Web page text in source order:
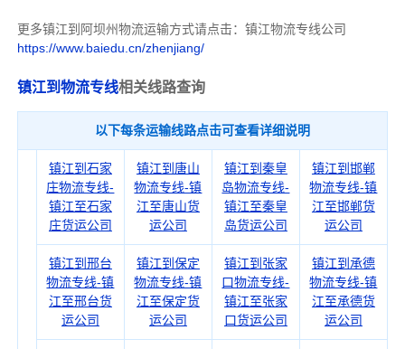
更多镇江到阿坝州物流运输方式请点击：镇江物流专线公司
https://www.baiedu.cn/zhenjiang/
镇江到物流专线相关线路查询
以下每条运输线路点击可查看详细说明
镇江到石家
庄物流专线-
镇江至石家
庄货运公司
镇江到唐山
物流专线-镇
江至唐山货
运公司
镇江到秦皇
岛物流专线-
镇江至秦皇
岛货运公司
镇江到邯郸
物流专线-镇
江至邯郸货
运公司
镇江到邢台
物流专线-镇
江至邢台货
运公司
镇江到保定
物流专线-镇
江至保定货
运公司
镇江到张家
口物流专线-
镇江至张家
口货运公司
镇江到承德
物流专线-镇
江至承德货
运公司